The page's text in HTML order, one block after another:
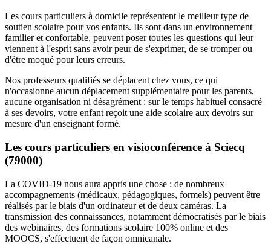
Les cours particuliers à domicile représentent le meilleur type de
soutien scolaire pour vos enfants. Ils sont dans un environnement
familier et confortable, peuvent poser toutes les questions qui leur
viennent à l'esprit sans avoir peur de s'exprimer, de se tromper ou
d'être moqué pour leurs erreurs.
Nos professeurs qualifiés se déplacent chez vous, ce qui
n'occasionne aucun déplacement supplémentaire pour les parents,
aucune organisation ni désagrément : sur le temps habituel consacré
à ses devoirs, votre enfant reçoit une aide scolaire aux devoirs sur
mesure d'un enseignant formé.
Les cours particuliers en visioconférence à Sciecq
(79000)
La COVID-19 nous aura appris une chose : de nombreux
accompagnements (médicaux, pédagogiques, formels) peuvent être
réalisés par le biais d'un ordinateur et de deux caméras. La
transmission des connaissances, notamment démocratisés par le biais
des webinaires, des formations scolaire 100% online et des
MOOCS, s'effectuent de façon omnicanale.